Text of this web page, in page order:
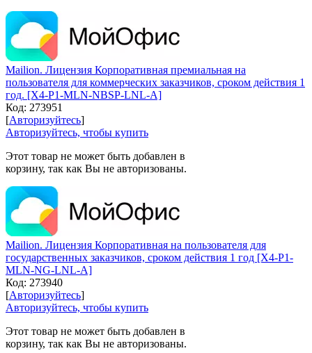
Mailion. Лицензия Корпоративная премиальная на
пользователя для коммерческих заказчиков, сроком действия 1
год. [X4-P1-MLN-NBSP-LNL-A]
Код: 273951
[Авторизуйтесь]
Авторизуйтесь, чтобы купить
Этот товар не может быть добавлен в
корзину, так как Вы не авторизованы.
Mailion. Лицензия Корпоративная на пользователя для
государственных заказчиков, сроком действия 1 год [X4-P1-
MLN-NG-LNL-A]
Код: 273940
[Авторизуйтесь]
Авторизуйтесь, чтобы купить
Этот товар не может быть добавлен в
корзину, так как Вы не авторизованы.